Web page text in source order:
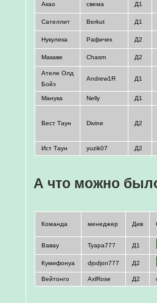
Акао свема Д1
Сателлит Berkut Д1
Нукулека Рафичек Д2
Макаве Chasm Д2
Ателе Олд
Бойз
Andrew1R Д1
Манука Nelly Д1
Вест Таун Divine Д2
Ист Таун yuzik07 Д2
А что можно
Команда менеджер Див
Вавау Tyapa777 Д1
Кумифонуа djodjon777 Д2
Вейтонго AxlRose Д2